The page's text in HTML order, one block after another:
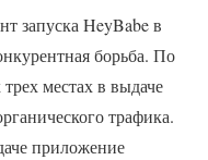
запуска HeyBabe в
борьба. По
местах в выдаче
трафика.
приложение